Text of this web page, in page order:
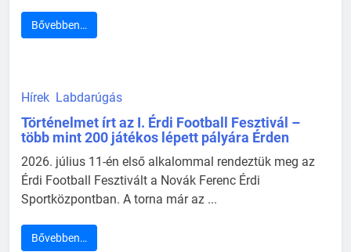
Bővebben…
Hírek Labdarúgás
Történelmet írt az I. Érdi Football Fesztivál –
több mint 200 játékos lépett pályára Érden
2026. július 11-én első alkalommal rendeztük meg az
Érdi Football Fesztivált a Novák Ferenc Érdi
Sportközpontban. A torna már az ...
Bővebben…